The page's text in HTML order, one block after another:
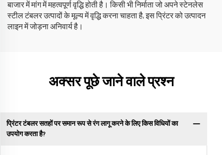
बाजार में मांग में महत्वपूर्ण वृद्धि होती है। किसी भी निर्माता जो अपने स्टेनलेस
स्टील टंबलर उत्पादों के मूल्य में वृद्धि करना चाहता है, इस प्रिंटर को उत्पादन
लाइन में जोड़ना अनिवार्य है।
अक्सर पूछे जाने वाले प्रश्न
प्रिंटर टंबलर सतहों पर समान रूप से रंग लागू करने के लिए किस विधियों का
उपयोग करता है?